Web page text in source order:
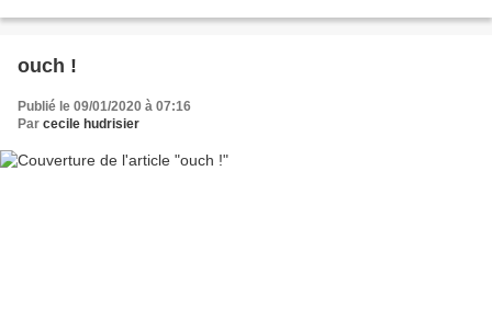
ouch !
Publié le 09/01/2020 à 07:16
Par cecile hudrisier